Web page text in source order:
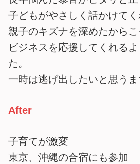
子どもがやさしく話かけてく
親子のキズナを深めたからこ
ビジネスを応援してくれる
た。
一時は逃げ出したいと思う
After
子育てが激変
東京、沖縄の合宿にも参加